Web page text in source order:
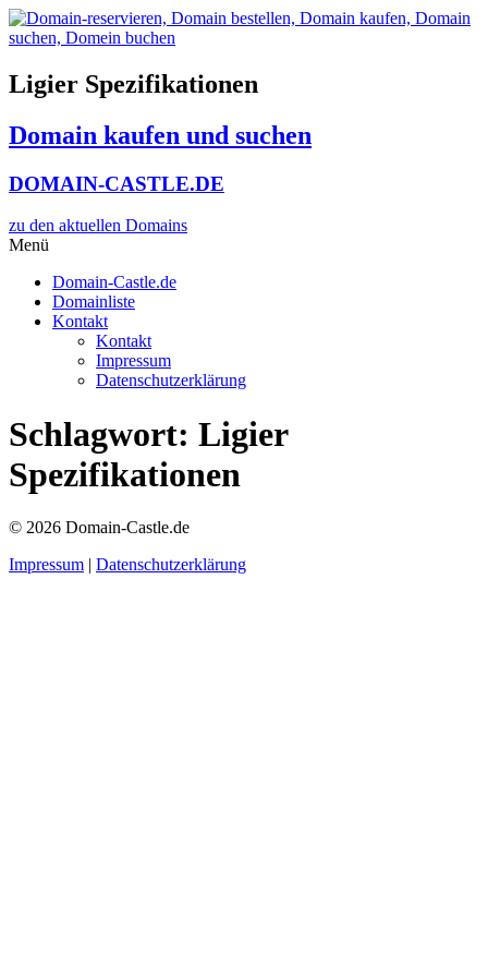
Zum
Inhalt
Ligier Spezifikationen
Domain kaufen und suchen
DOMAIN-CASTLE.DE
zu den aktuellen Domains​
Menü
Domain-Castle.de
Domainliste
Kontakt
Kontakt
Impressum
Datenschutzerklärung
Schlagwort: Ligier
Spezifikationen
© 2026 Domain-Castle.de
Impressum | Datenschutzerklärung